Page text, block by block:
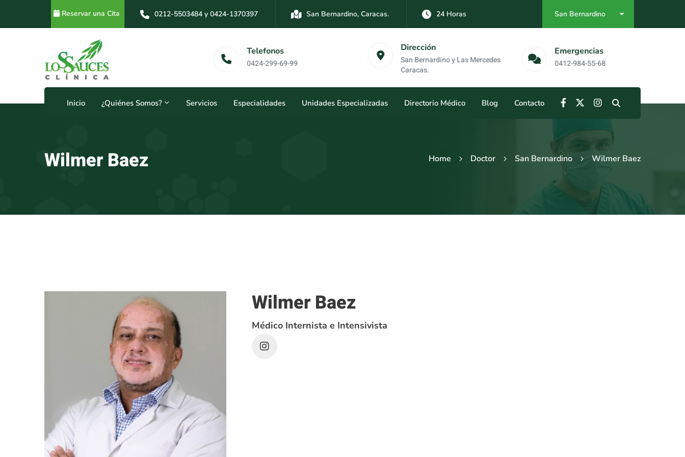
Reservar una Cita 0212-5503484 y 0424-1370397 San Bernardino, Caracas. 24 Horas San Bernardino
Horarios
24 Horas
Telefonos
0424-299-69-99
Dirección
San Bernardino y Las Mercedes
Caracas.
Emergencias
0412-984-55-68
Inicio ¿Quiénes Somos? Servicios Especialidades Unidades Especializadas Directorio Médico Blog Contacto
Wilmer Baez Home Doctor San Bernardino Wilmer Baez
Wilmer Baez
Médico Internista e Intensivista